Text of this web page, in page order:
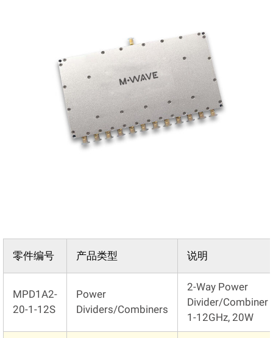
零件编号 产品类型 说明
MPD1A2-
20-1-12S
Power
Dividers/Combiners
2-Way Power
Divider/Combiner
1-12GHz, 20W